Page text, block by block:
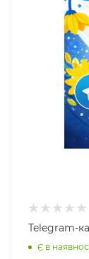
Telegram-
Є в